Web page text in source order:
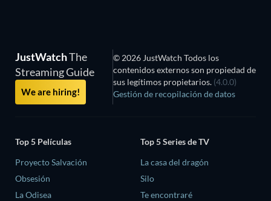
JustWatchThe
Streaming Guide
We are hiring!
© 2026 JustWatch Todos los
contenidos externos son propiedad de
sus legítimos propietarios. (4.0.0)
Gestión de recopilación de datos
Top 5 Películas
Proyecto Salvación
Obsesión
La Odisea
Top 5 Series de TV
La casa del dragón
Silo
Te encontraré